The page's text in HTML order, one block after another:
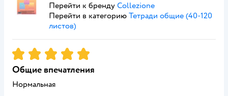
Перейти к бренду Collezione
Перейти в категорию Тетради общие (40-120
листов)
Рейтинг:5
Общие впечатления
Нормальная